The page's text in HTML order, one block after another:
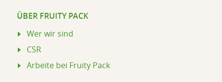
ÜBER FRUITY PACK
Wer wir sind
CSR
Arbeite bei Fruity Pack